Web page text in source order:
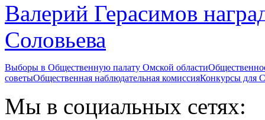
Валерий Герасимов
Соловьева
Выборы в Общественную палату Омской области
советыОбщественная наблюдательная комиссияКонкурсы
Мы в социальных сетях: